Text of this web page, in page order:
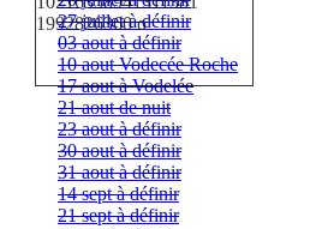
27 juillet à définir
03 aout à définir
10 aout Vodecée Roche
17 aout à Vodelée
21 aout de nuit
23 aout à définir
30 aout à définir
31 aout à définir
14 sept à définir
21 sept à définir